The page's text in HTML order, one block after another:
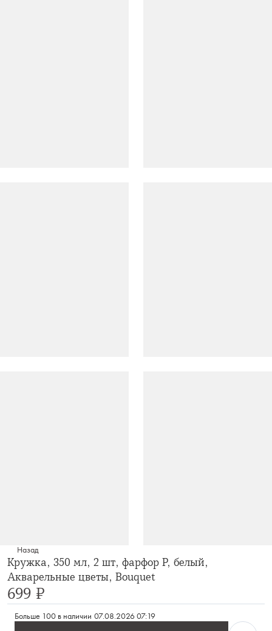
Назад
Кружка, 350 мл, 2 шт, фарфор P, белый,
Акварельные цветы, Bouquet
699 ₽
Больше 100 в наличии 07.08.2026 07:19